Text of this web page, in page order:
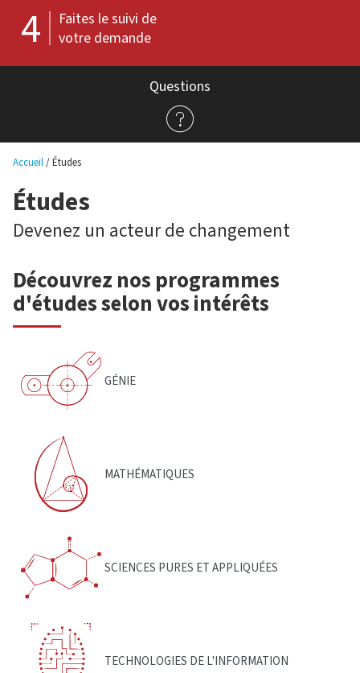
4
Faites le suivi de
votre demande
Questions
Accueil Études
Études
Devenez un acteur de changement
Découvrez nos programmes
d'études selon vos intérêts
GÉNIE
MATHÉMATIQUES
SCIENCES PURES ET APPLIQUÉES
TECHNOLOGIES DE L'INFORMATION